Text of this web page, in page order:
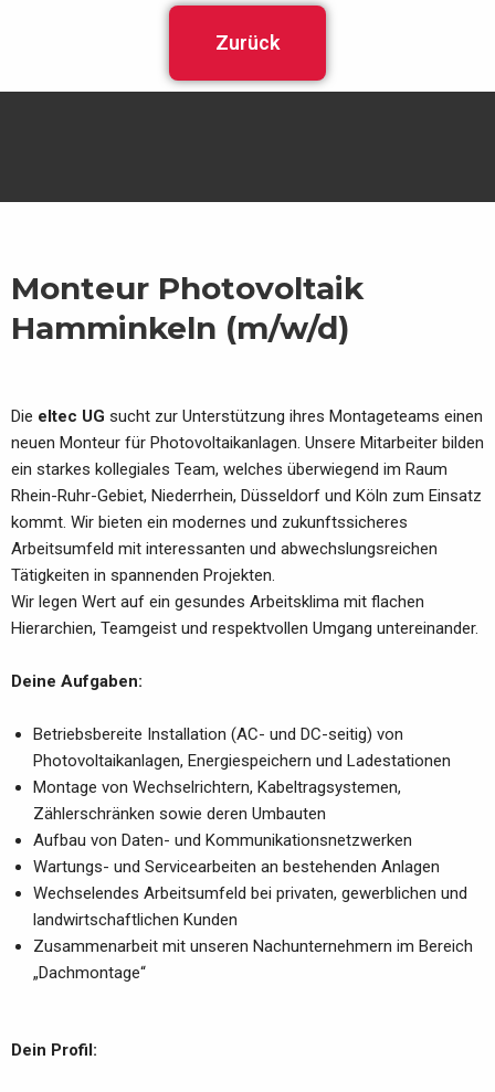
Zurück
Monteur Photovoltaik
Hamminkeln (m/w/d)
Die eltec UG sucht zur Unterstützung ihres Montageteams einen
neuen Monteur für Photovoltaikanlagen. Unsere Mitarbeiter bilden
ein starkes kollegiales Team, welches überwiegend im Raum
Rhein-Ruhr-Gebiet, Niederrhein, Düsseldorf und Köln zum Einsatz
kommt. Wir bieten ein modernes und zukunftssicheres
Arbeitsumfeld mit interessanten und abwechslungsreichen
Tätigkeiten in spannenden Projekten.
Wir legen Wert auf ein gesundes Arbeitsklima mit flachen
Hierarchien, Teamgeist und respektvollen Umgang untereinander.
Deine Aufgaben:
Betriebsbereite Installation (AC- und DC-seitig) von
Photovoltaikanlagen, Energiespeichern und Ladestationen
Montage von Wechselrichtern, Kabeltragsystemen,
Zählerschränken sowie deren Umbauten
Aufbau von Daten- und Kommunikationsnetzwerken
Wartungs- und Servicearbeiten an bestehenden Anlagen
Wechselendes Arbeitsumfeld bei privaten, gewerblichen und
landwirtschaftlichen Kunden
Zusammenarbeit mit unseren Nachunternehmern im Bereich
„Dachmontage“
Dein Profil: